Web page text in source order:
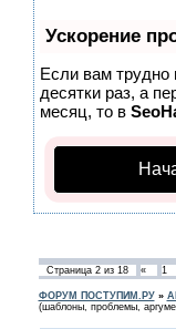
Ускорение
Если вам трудно
десятки раз, а
месяц, то в
Страница 2из 18 « 1
ФОРУМ ПОСТУПИМ.РУ»
(шаблоны, проблемы,